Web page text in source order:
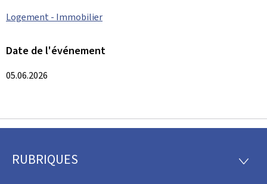
Logement - Immobilier
Date de l'événement
05.06.2026
Pied
RUBRIQUES